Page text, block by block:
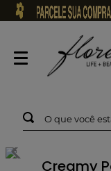
O que você
Creamy